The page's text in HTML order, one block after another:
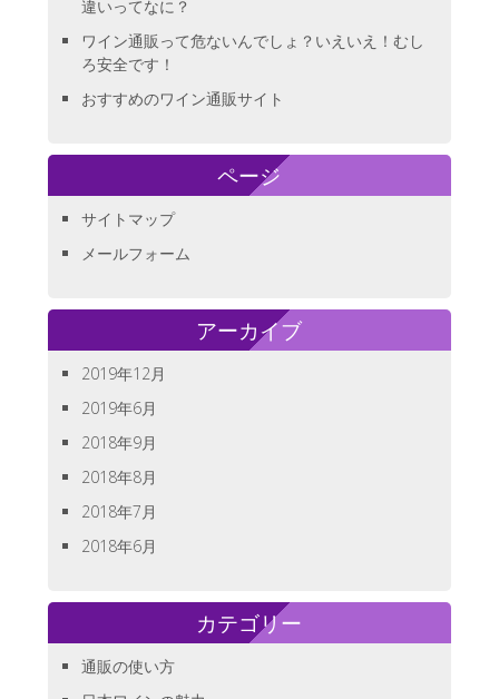
違いってなに？
ワイン通販って危ないんでしょ？いえいえ！むし
ろ安全です！
おすすめのワイン通販サイト
ページ
サイトマップ
メールフォーム
アーカイブ
2019年12月
2019年6月
2018年9月
2018年8月
2018年7月
2018年6月
カテゴリー
通販の使い方